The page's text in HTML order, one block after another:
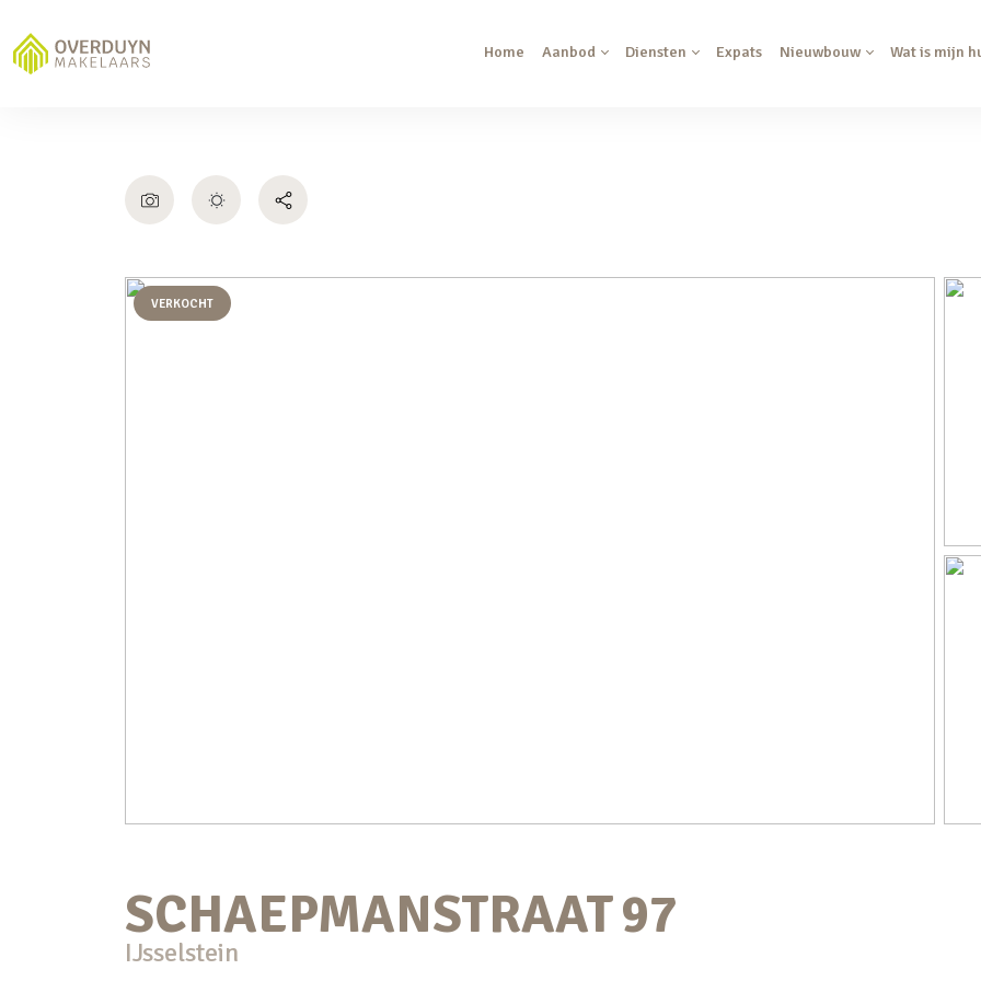
Home Aanbod Diensten Expats Nieuwbouw Wat is mijn
VERKOCHT
SCHAEPMANSTRAAT97
IJsselstein